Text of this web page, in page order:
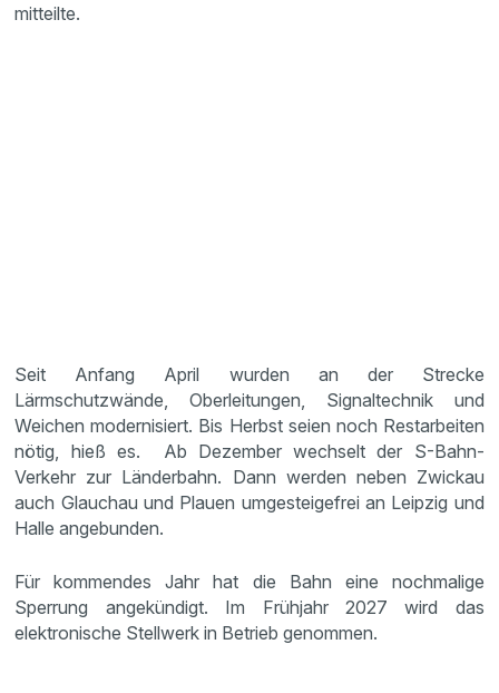
mitteilte.
Seit Anfang April wurden an der Strecke
Lärmschutzwände, Oberleitungen, Signaltechnik und
Weichen modernisiert. Bis Herbst seien noch Restarbeiten
nötig, hieß es. Ab Dezember wechselt der S-Bahn-
Verkehr zur Länderbahn. Dann werden neben Zwickau
auch Glauchau und Plauen umgesteigefrei an Leipzig und
Halle angebunden.
Für kommendes Jahr hat die Bahn eine nochmalige
Sperrung angekündigt. Im Frühjahr 2027 wird das
elektronische Stellwerk in Betrieb genommen.